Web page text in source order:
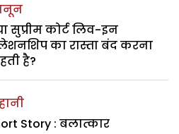
सुप्रीम कोर्ट लिव-इन
का रास्ता बंद करना
है?
Story : बलात्कार